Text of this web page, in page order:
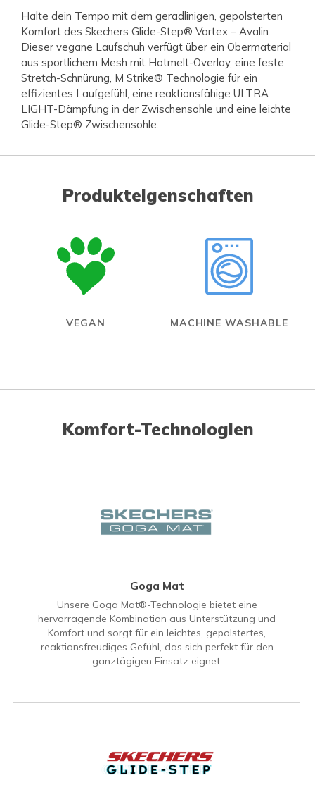
Halte dein Tempo mit dem geradlinigen, gepolsterten
Komfort des Skechers Glide-Step® Vortex – Avalin.
Dieser vegane Laufschuh verfügt über ein Obermaterial
aus sportlichem Mesh mit Hotmelt-Overlay, eine feste
Stretch-Schnürung, M Strike® Technologie für ein
effizientes Laufgefühl, eine reaktionsfähige ULTRA
LIGHT-Dämpfung in der Zwischensohle und eine leichte
Glide-Step® Zwischensohle.
Produkteigenschaften
VEGAN MACHINE WASHABLE
Komfort-Technologien
Goga Mat
Unsere Goga Mat®-Technologie bietet eine
hervorragende Kombination aus Unterstützung und
Komfort und sorgt für ein leichtes, gepolstertes,
reaktionsfreudiges Gefühl, das sich perfekt für den
ganztägigen Einsatz eignet.